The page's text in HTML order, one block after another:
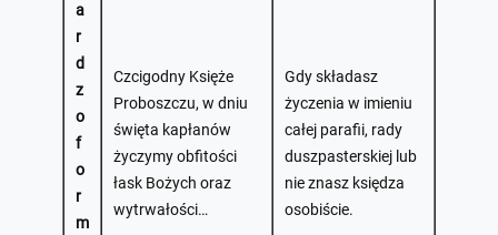
a
r
d
z
o
f
o
r
m
Czcigodny Księże
Proboszczu, w dniu
święta kapłanów
życzymy obfitości
łask Bożych oraz
wytrwałości…
Gdy składasz
życzenia w imieniu
całej parafii, rady
duszpasterskiej lub
nie znasz księdza
osobiście.